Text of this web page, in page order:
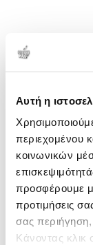
Αυτή η
περιεχομένου
κοινωνικών
προσφέρουμε
προτιμήσεις
σας περιήγηση,
Κάνοντας κλικ